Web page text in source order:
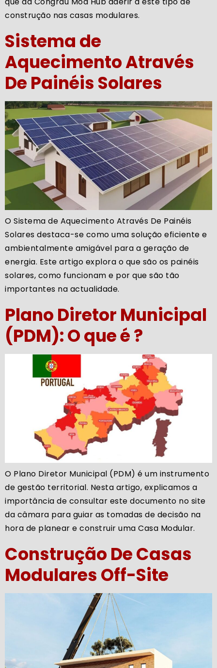
construção nas casas modulares.
Sistema de
Aquecimento Através
De Painéis Solares
O Sistema de Aquecimento Através De Painéis
Solares destaca-se como uma solução eficiente e
ambientalmente amigável para a geração de
energia. Este artigo explora o que são os painéis
solares, como funcionam e por que são tão
importantes na actualidade.
Plano Diretor Municipal
(PDM): O que é ?
O Plano Diretor Municipal (PDM) é um instrumento
de gestão territorial. Nesta artigo, explicamos a
importância de consultar este documento no site
da câmara para guiar as tomadas de decisão na
hora de planear e construir uma Casa Modular.
Construção De Casas
Modulares Off-Site